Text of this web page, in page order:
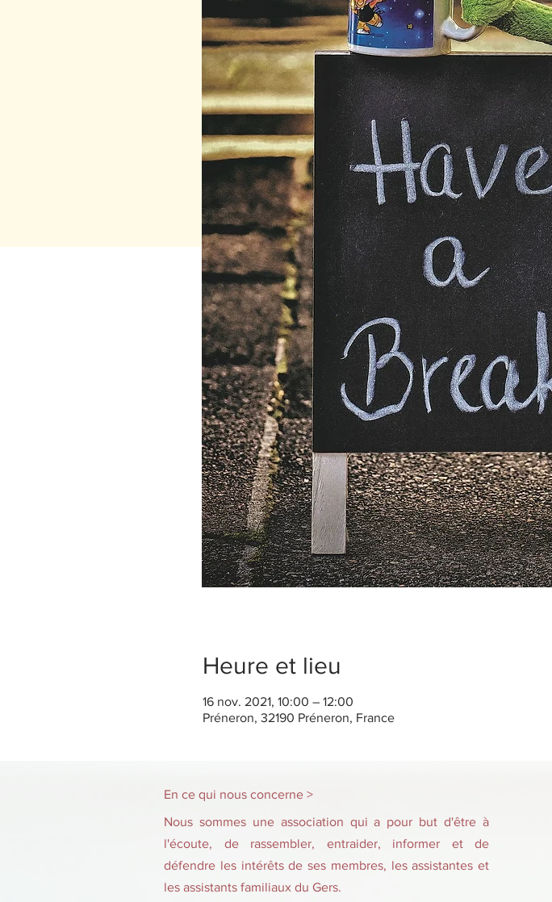
Heure et lieu
16 nov. 2021, 10:00 – 12:00
Préneron, 32190 Préneron, France
En ce qui nous concerne >
Nous sommes une association qui a pour but d'être à
l'écoute, de rassembler, entraider, informer et de
défendre les intérêts de ses membres, les assistantes et
les assistants familiaux du Gers.